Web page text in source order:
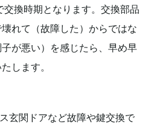
交換時期となります。交換部品
れて（故障した）からではな
が悪い）を感じたら、早め早
します。
玄関ドアなど故障や鍵交換で